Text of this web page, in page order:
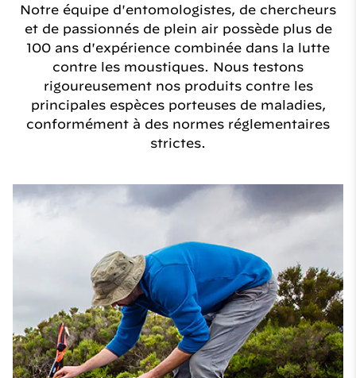
Notre équipe d'entomologistes, de chercheurs
et de passionnés de plein air possède plus de
100 ans d'expérience combinée dans la lutte
contre les moustiques. Nous testons
rigoureusement nos produits contre les
principales espèces porteuses de maladies,
conformément à des normes réglementaires
strictes.